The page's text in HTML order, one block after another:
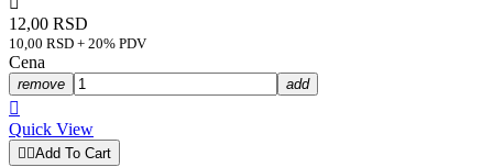
12,00 RSD
10,00 RSD + 20% PDV
Cena
remove add

Quick View
 Add To Cart